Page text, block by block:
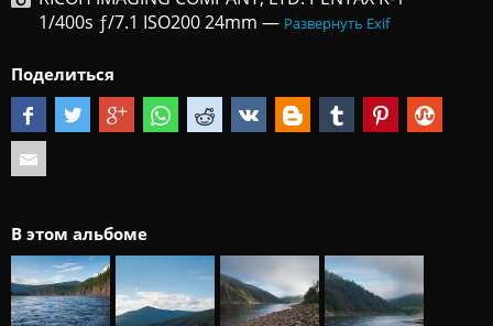
1/400s ƒ/7.1 ISO200 24mm — Развернуть Exif
Поделиться
В этом альбоме